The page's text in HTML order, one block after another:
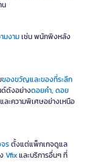
น
มงามเช่น พนักพิงหลัง
ของขวัญและของที่ระลึก
ดังอย่างดอยคำ, ดอย
ละความพิเศษอย่างเหนือ
รตั้งแต่แพ็กเกจดูแล
Vfixและบริการอื่นๆ ที่